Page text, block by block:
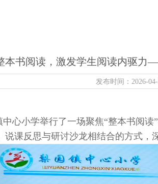
本书阅读，激发学生阅读内驱力
发布时间：2026-
中心小学举行了一场聚焦“整本书阅
课反思与研讨沙龙相结合的方式